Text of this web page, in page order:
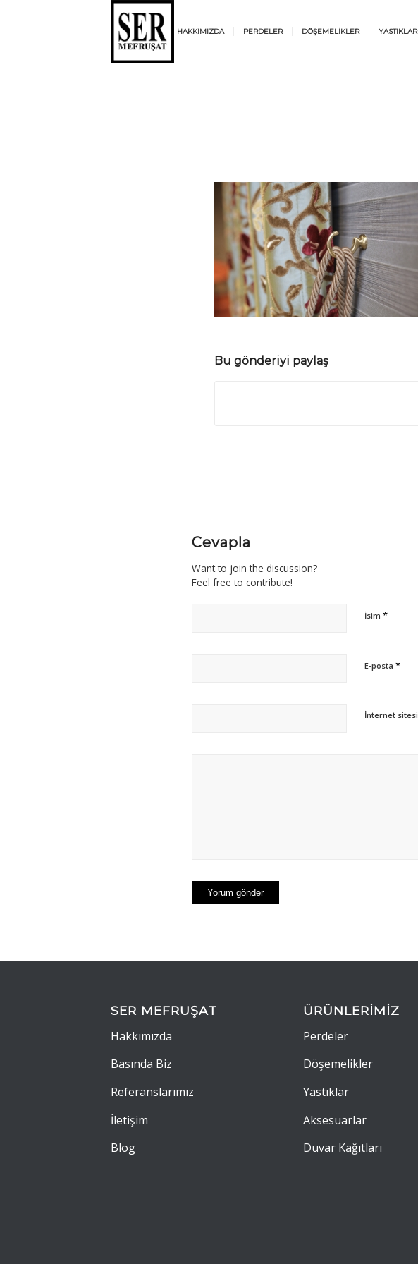
HAKKIMIZDA PERDELER DÖŞEMELİKLER YASTIKLAR
Bu gönderiyi paylaş
Cevapla
Want to join the discussion?
Feel free to contribute!
İsim *
E-posta *
İnternet sitesi
SER MEFRUŞAT
Hakkımızda
Basında Biz
Referanslarımız
İletişim
Blog
ÜRÜNLERİMİZ
Perdeler
Döşemelikler
Yastıklar
Aksesuarlar
Duvar Kağıtları